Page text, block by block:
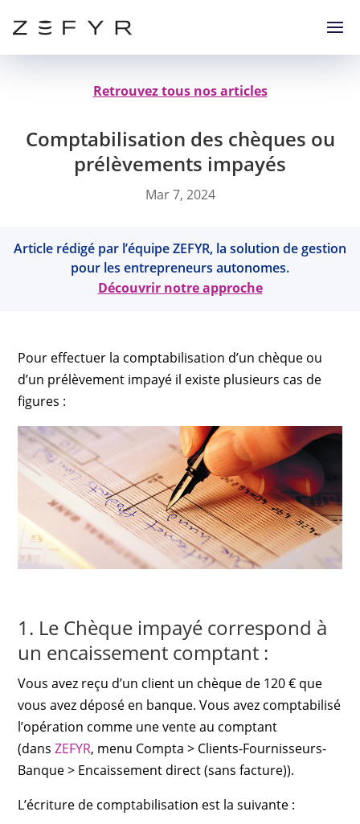
Retrouvez tous nos articles
Comptabilisation des chèques ou
prélèvements impayés
Mar 7, 2024
Article rédigé par l’équipe ZEFYR, la solution de gestion
pour les entrepreneurs autonomes.
Découvrir notre approche
Pour effectuer la comptabilisation d’un chèque ou
d’un prélèvement impayé il existe plusieurs cas de
figures :
1. Le Chèque impayé correspond à
un encaissement comptant :
Vous avez reçu d’un client un chèque de 120 € que
vous avez déposé en banque. Vous avez comptabilisé
l’opération comme une vente au comptant
(dansZEFYR, menu Compta > Clients-Fournisseurs-
Banque > Encaissement direct (sans facture)).
L’écriture de comptabilisation est la suivante :